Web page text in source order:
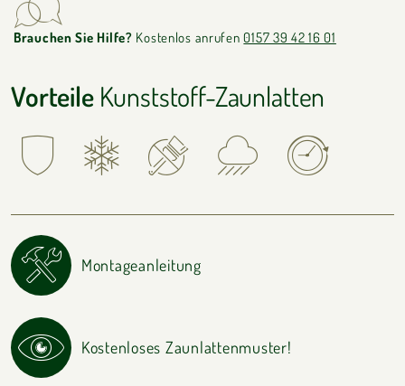
Brauchen Sie Hilfe? Kostenlos anrufen0157 39 42 16 01
VorteileKunststoff-Zaunlatten
Montageanleitung
Kostenloses Zaunlattenmuster!